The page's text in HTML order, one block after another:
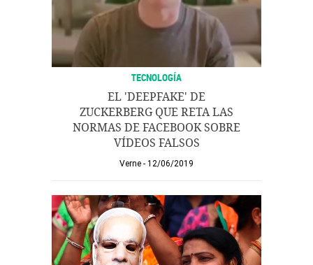
TECNOLOGÍA
EL 'DEEPFAKE' DE
ZUCKERBERG QUE RETA LAS
NORMAS DE FACEBOOK SOBRE
VÍDEOS FALSOS
Verne 12/06/2019